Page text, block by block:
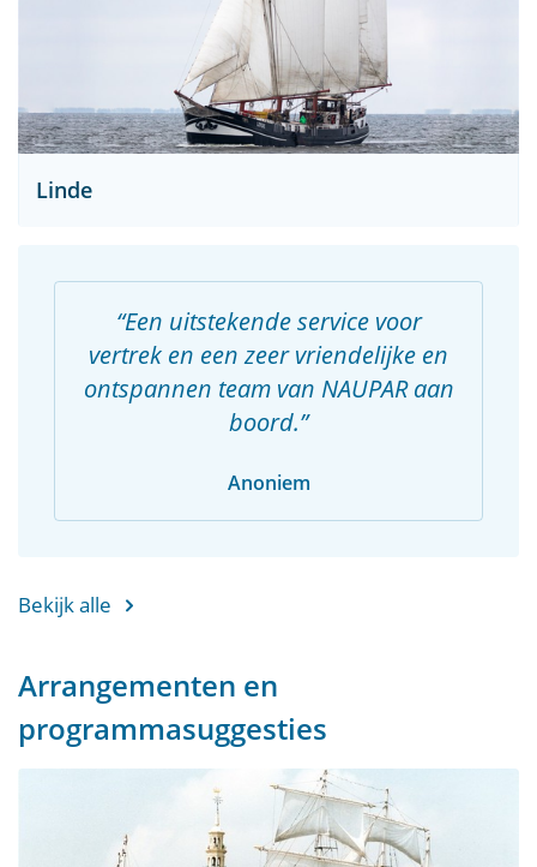
Linde
Een uitstekende service voor
vertrek en een zeer vriendelijke en
ontspannen team van NAUPAR aan
boord.
Anoniem
Bekijk alle
Arrangementen en
programmasuggesties